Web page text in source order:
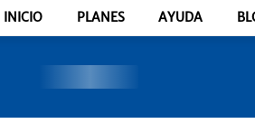
INICIO PLANES AYUDA